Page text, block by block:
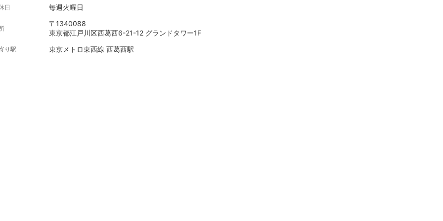
日 毎週火曜日
〒1340088
東京都江戸川区西葛西6-21-12 グランドタワー1F
り駅 東京メトロ東西線 西葛西駅